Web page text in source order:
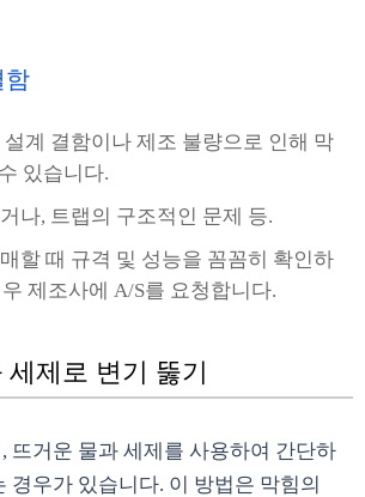
함
설계 결함이나 제조 불량으로 인해 막
있습니다.
나, 트랩의 구조적인 문제 등.
할 때 규격 및 성능을 꼼꼼히 확인하
제조사에 A/S를 요청합니다.
세제로 변기 뚫기
뜨거운 물과 세제를 사용하여 간단하
경우가 있습니다. 이 방법은 막힘의